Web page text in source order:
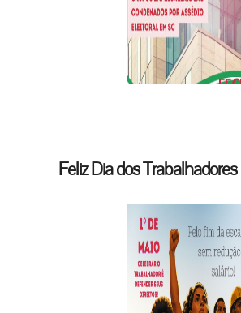
Feliz Dia dos